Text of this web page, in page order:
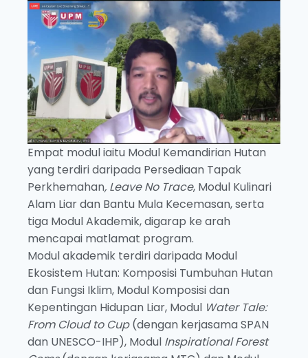
Empat modul iaitu Modul Kemandirian Hutan
yang terdiri daripada Persediaan Tapak
Perkhemahan, Leave No Trace, Modul Kulinari
Alam Liar dan Bantu Mula Kecemasan, serta
tiga Modul Akademik, digarap ke arah
mencapai matlamat program.
Modul akademik terdiri daripada Modul
Ekosistem Hutan: Komposisi Tumbuhan Hutan
dan Fungsi Iklim, Modul Komposisi dan
Kepentingan Hidupan Liar, Modul Water Tale:
From Cloud to Cup(dengan kerjasama SPAN
dan UNESCO-IHP), Modul Inspirational Forest